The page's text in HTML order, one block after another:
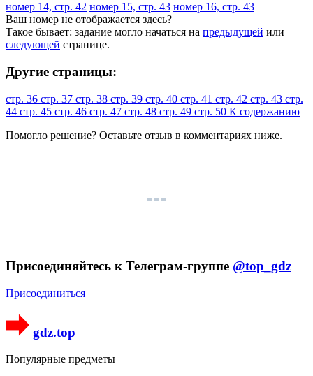
номер 14, стр. 42 номер 15, стр. 43 номер 16, стр. 43
Ваш номер не отображается здесь?
Такое бывает: задание могло начаться на предыдущей или
следующей странице.
Другие страницы:
стр. 36 стр. 37 стр. 38 стр. 39 стр. 40 стр. 41 стр. 42 стр. 43 стр.
44 стр. 45 стр. 46 стр. 47 стр. 48 стр. 49 стр. 50 К содержанию
Помогло решение? Оставьте отзыв в комментариях ниже.
Присоединяйтесь к Телеграм-группе @top_gdz
Присоединиться
gdz.top
Популярные предметы